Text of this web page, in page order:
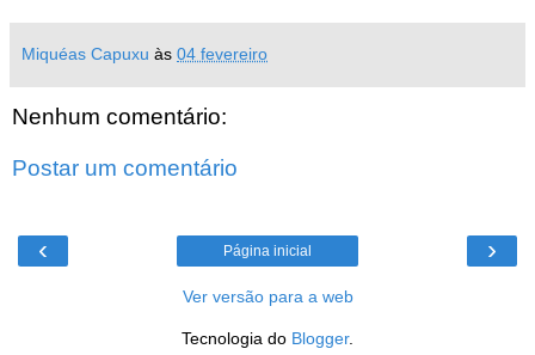
Miquéas Capuxu às 04 fevereiro
Nenhum comentário:
Postar um comentário
‹ ›
Página inicial
Ver versão para a web
Tecnologia do Blogger.